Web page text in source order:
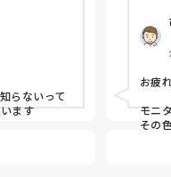
診までは分
事は共有し
ミニュケー
り。
規社員には
なってる。
らないって
ます
ティに
した。
みなさ
把握し
まだま
ます。
お疲
モニ
その
違え
基本